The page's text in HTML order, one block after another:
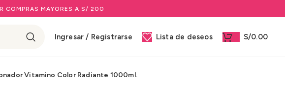
COMPRAS MAYORES A S/ 200
Ingresar / Registrarse Lista de deseos S/0.00
Vitamino Color Radiante 1000ml.